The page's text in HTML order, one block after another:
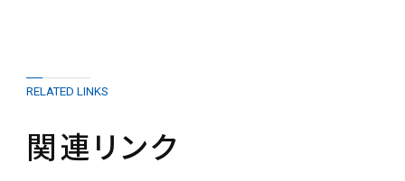
RELATED LINKS
関連リンク